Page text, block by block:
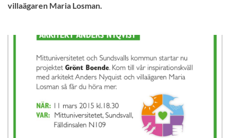
villaägaren Maria Losman.